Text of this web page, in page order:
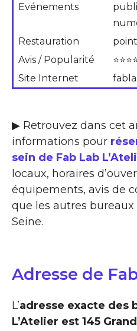
Evénements
Restauration
Avis / Popularité
Site Internet
▶ Retrouvez dans cet
informations pour
sein de Fab Lab
locaux, horaires
équipements, avis de
que les autres bureaux
Seine.
Adresse de
L’adresse exacte des
L’Atelier est 145